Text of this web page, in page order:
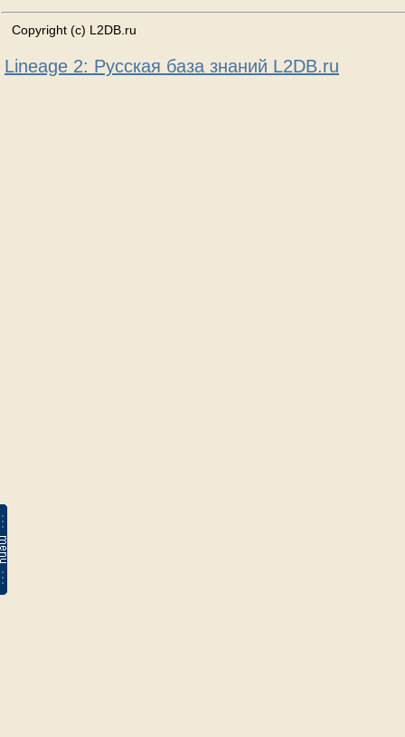
Copyright (c) L2DB.ru
Lineage 2: Русская база знаний L2DB.ru